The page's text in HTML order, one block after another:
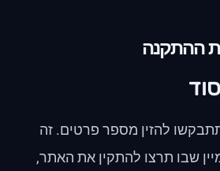
להזין מספר פרטים. זה
שבו תרצו להתקין את האתר,